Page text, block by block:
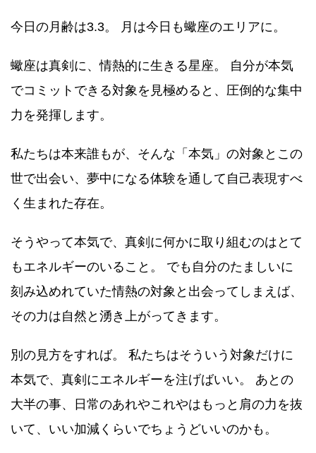
今日の月齢は3.3。 月は今日も蠍座のエリアに。
蠍座は真剣に、情熱的に生きる星座。 自分が本気
でコミットできる対象を見極めると、圧倒的な集中
力を発揮します。
私たちは本来誰もが、そんな「本気」の対象とこの
世で出会い、夢中になる体験を通して自己表現すべ
く生まれた存在。
そうやって本気で、真剣に何かに取り組むのはとて
もエネルギーのいること。 でも自分のたましいに
刻み込めれていた情熱の対象と出会ってしまえば、
その力は自然と湧き上がってきます。
別の見方をすれば。 私たちはそういう対象だけに
本気で、真剣にエネルギーを注げばいい。 あとの
大半の事、日常のあれやこれやはもっと肩の力を抜
いて、いい加減くらいでちょうどいいのかも。